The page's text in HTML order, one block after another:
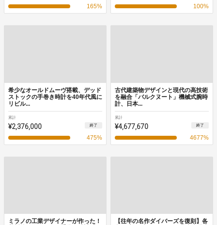
165% 100%
希少なオールドムーヴ搭載、デッド
ストックの手巻き時計を40年代風に
リビル...
累計
¥2,376,000 終了
475%
古代建築物デザインと現代の高技術
を融合「バルクヌート」機械式腕時
計、日本...
累計
¥4,677,670 終了
4677%
ミラノの工業デザイナーが作った！
【往年の名作ダイバーズを復刻】各